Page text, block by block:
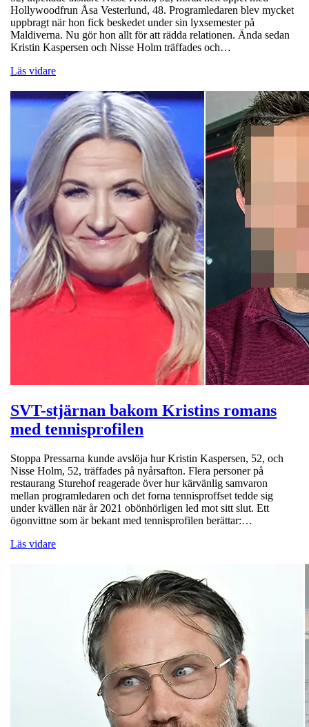
Hollywoodfrun Åsa Vesterlund, 48. Programledaren blev mycket
uppbragt när hon fick beskedet under sin lyxsemester på
Maldiverna. Nu gör hon allt för att rädda relationen. Ända sedan
Kristin Kaspersen och Nisse Holm träffades och…
Läs vidare
SVT-stjärnan bakom Kristins romans
med tennisprofilen
Stoppa Pressarna kunde avslöja hur Kristin Kaspersen, 52, och
Nisse Holm, 52, träffades på nyårsafton. Flera personer på
restaurang Sturehof reagerade över hur kärvänlig samvaron
mellan programledaren och det forna tennisproffset tedde sig
under kvällen när år 2021 obönhörligen led mot sitt slut. Ett
ögonvittne som är bekant med tennisprofilen berättar:…
Läs vidare